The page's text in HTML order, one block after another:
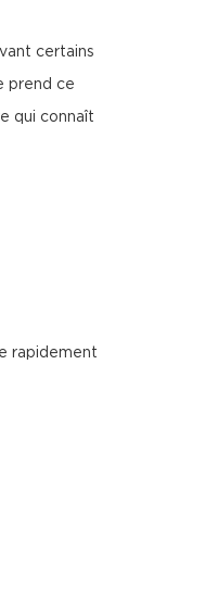
certains
prend ce
qui connaît
rapidement